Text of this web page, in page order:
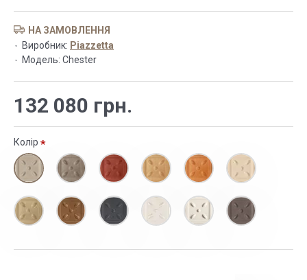
132 080 грн.
НА ЗАМОВЛЕННЯ
Виробник: Piazzetta
Модель: Chester
Колір